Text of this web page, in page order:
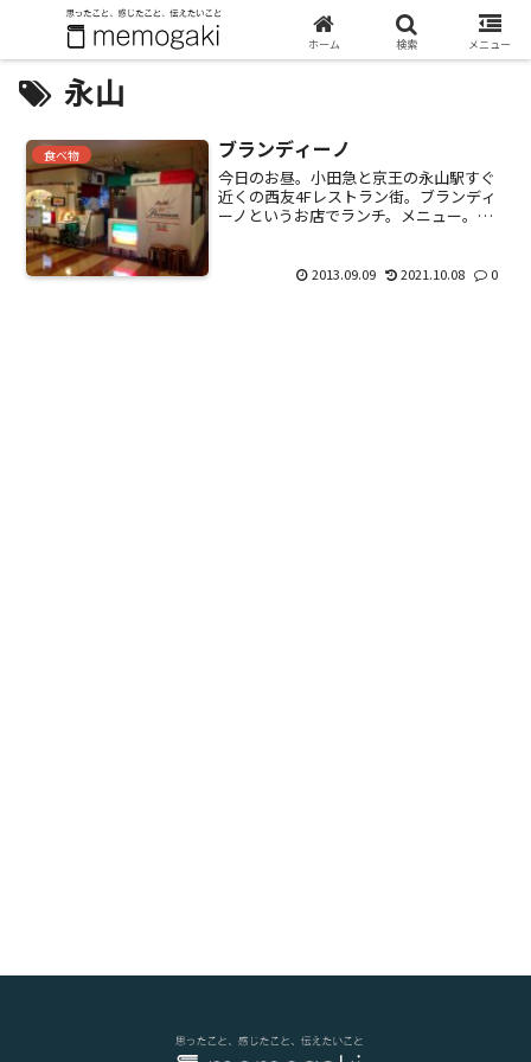
永山
食べ物 ブランディーノ
今日のお昼。小田急と京王の永山駅すぐ
近くの西友4Fレストラン街。ブランディ
ーノというお店でランチ。メニュー。
てもリーズナブルでお財布にやさしい。
2013.09.09 2021.10.08 0
ホーム 検索 メニュー